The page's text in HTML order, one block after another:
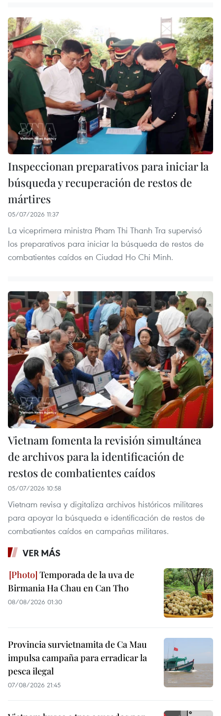
Inspeccionan preparativos para iniciar la
búsqueda y recuperación de restos de
mártires
05/07/2026 11:37
La viceprimera ministra Pham Thi Thanh Tra supervisó
los preparativos para iniciar la búsqueda de restos de
combatientes caídos en Ciudad Ho Chi Minh.
Vietnam fomenta la revisión simultánea
de archivos para la identificación de
restos de combatientes caídos
05/07/2026 10:58
Vietnam revisa y digitaliza archivos históricos militares
para apoyar la búsqueda e identificación de restos de
combatientes caídos en campañas militares.
VER MÁS
Temporada de la uva de
Birmania Ha Chau en Can Tho
08/08/2026 01:30
Provincia survietnamita de Ca Mau
impulsa campaña para erradicar la
pesca ilegal
07/08/2026 21:45